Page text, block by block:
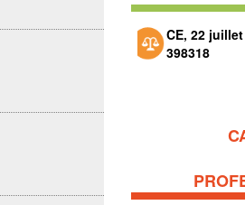
CE, 22 juillet
398318